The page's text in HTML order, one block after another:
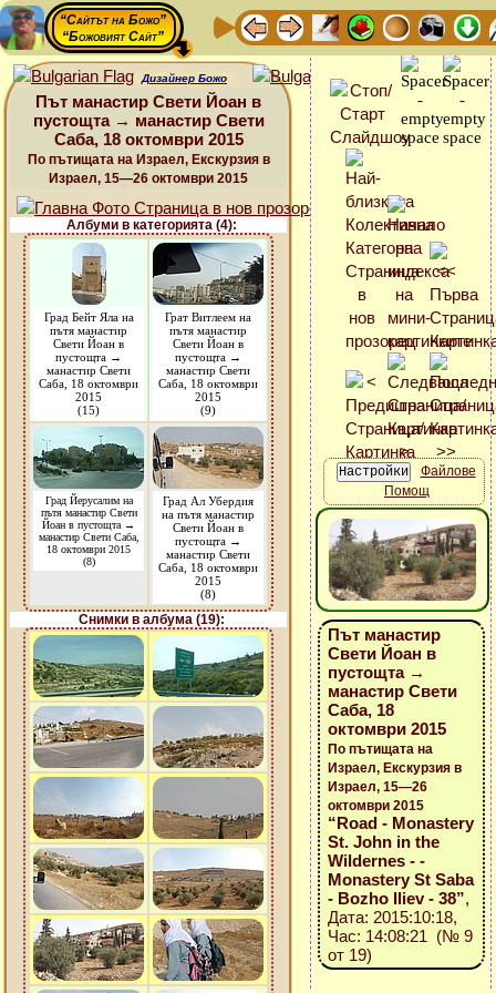
“Сайтът на Божо”
“Божовият Сайт”
Дизайнер Божо
Път манастир Свети Йоан в
пустощта → манастир Свети
Саба, 18 октомври 2015
По пътищата на Израел, Екскурзия в
Израел, 15—26 октомври 2015
Албуми в категорията (4):
Град Бейт Яла на
пътя манастир
Свети Йоан в
пустощта →
манастир Свети
Саба, 18 октомври
2015
(15)
Грат Витлеем на
пътя манастир
Свети Йоан в
пустощта →
манастир Свети
Саба, 18 октомври
2015
(9)
Град Йерусалим на
пътя манастир Свети
Йоан в пустощта →
манастир Свети Саба,
18 октомври 2015
(8)
Град Ал Убердия
на пътя манастир
Свети Йоан в
пустощта →
манастир Свети
Саба, 18 октомври
2015
(8)
Снимки в албума (19):
Файлове
Помощ
Път манастир
Свети Йоан в
пустощта →
манастир Свети
Саба, 18
октомври 2015
По пътищата на
Израел, Екскурзия в
Израел, 15—26
октомври 2015
“Road - Monastery
St. John in the
Wildernes - -
Monastery St Saba
- Bozho Iliev - 38”,
Дата: 2015:10:18,
Час: 14:08:21 (№ 9
от 19)